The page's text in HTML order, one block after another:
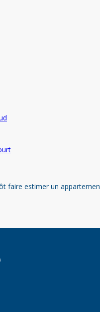
faire estimer un
principale